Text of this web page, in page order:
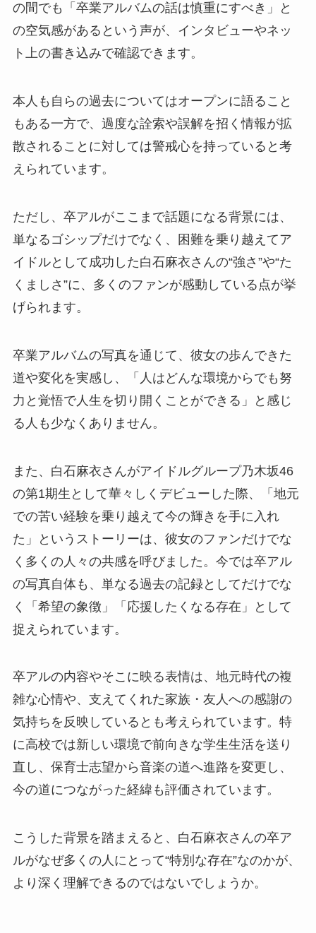
の間でも「卒業アルバムの話は慎重にすべき」と
の空気感があるという声が、インタビューやネッ
ト上の書き込みで確認できます。
本人も自らの過去についてはオープンに語ること
もある一方で、過度な詮索や誤解を招く情報が拡
散されることに対しては警戒心を持っていると考
えられています。
ただし、卒アルがここまで話題になる背景には、
単なるゴシップだけでなく、困難を乗り越えてア
イドルとして成功した白石麻衣さんの“強さ”や“た
くましさ”に、多くのファンが感動している点が挙
げられます。
卒業アルバムの写真を通じて、彼女の歩んできた
道や変化を実感し、「人はどんな環境からでも努
力と覚悟で人生を切り開くことができる」と感じ
る人も少なくありません。
また、白石麻衣さんがアイドルグループ乃木坂46
の第1期生として華々しくデビューした際、「地元
での苦い経験を乗り越えて今の輝きを手に入れ
た」というストーリーは、彼女のファンだけでな
く多くの人々の共感を呼びました。今では卒アル
の写真自体も、単なる過去の記録としてだけでな
く「希望の象徴」「応援したくなる存在」として
捉えられています。
卒アルの内容やそこに映る表情は、地元時代の複
雑な心情や、支えてくれた家族・友人への感謝の
気持ちを反映しているとも考えられています。特
に高校では新しい環境で前向きな学生生活を送り
直し、保育士志望から音楽の道へ進路を変更し、
今の道につながった経緯も評価されています。
こうした背景を踏まえると、白石麻衣さんの卒ア
ルがなぜ多くの人にとって“特別な存在”なのかが、
より深く理解できるのではないでしょうか。